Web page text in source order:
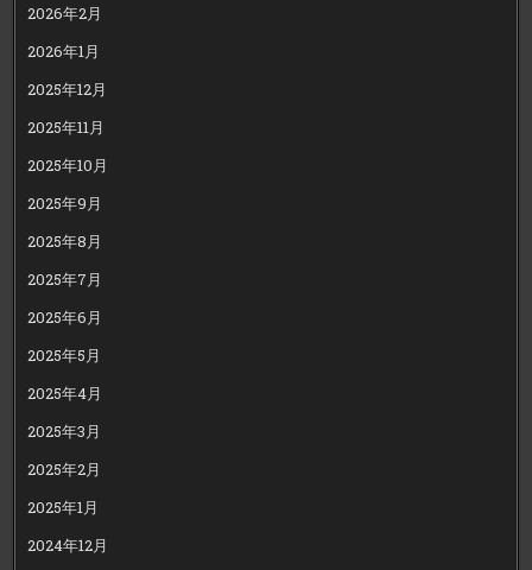
2026年2月
2026年1月
2025年12月
2025年11月
2025年10月
2025年9月
2025年8月
2025年7月
2025年6月
2025年5月
2025年4月
2025年3月
2025年2月
2025年1月
2024年12月